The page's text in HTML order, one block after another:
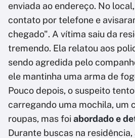
enviada ao endereço. No
contato por telefone e
chegado". A vítima saiu da
tremendo. Ela relatou aos
sendo agredida pelo
ele mantinha uma arma de
Pouco depois, o suspeito
carregando uma mochila, um
roupas, mas foi abordado e
Durante buscas na